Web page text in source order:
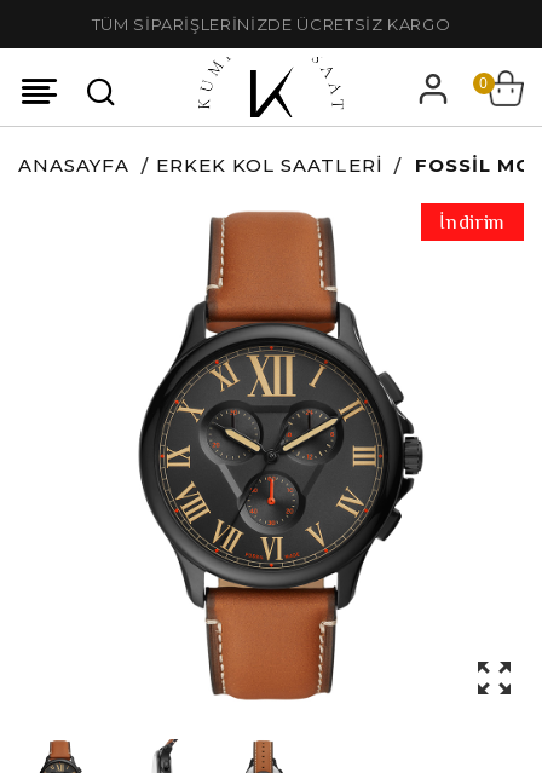
TÜM SİPARİŞLERİNİZDE ÜCRETSİZ KARGO
0
ANASAYFA ERKEK KOL SAATLERI FOSSIL
İndirim